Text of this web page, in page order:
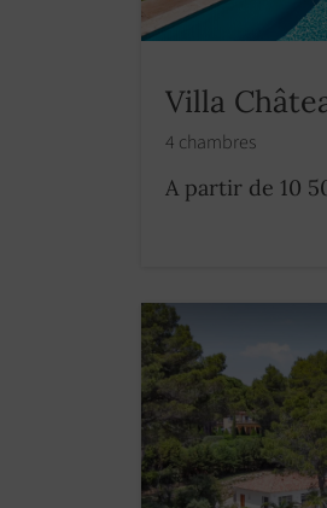
Villa
4 chambres
A partir de 10